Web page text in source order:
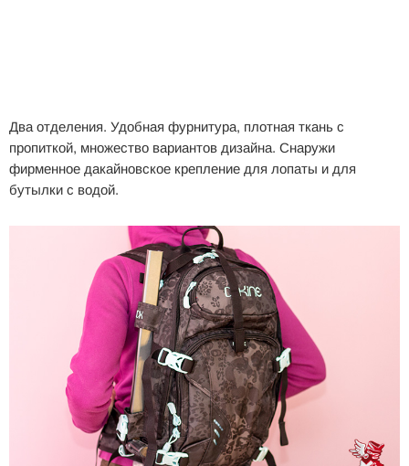
Два отделения. Удобная фурнитура, плотная ткань с
пропиткой, множество вариантов дизайна. Снаружи
фирменное дакайновское крепление для лопаты и для
бутылки с водой.